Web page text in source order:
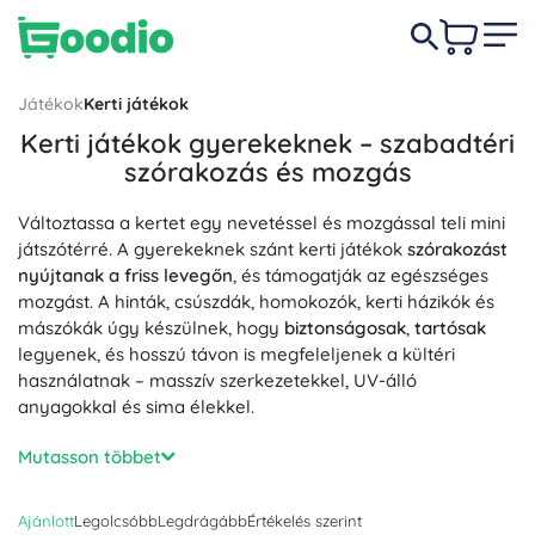
JátékokKerti játékok
Kerti játékok gyerekeknek – szabadtéri
szórakozás és mozgás
Változtassa a kertet egy nevetéssel és mozgással teli mini
játszótérré. A gyerekeknek szánt kerti játékok szórakozást
nyújtanak a friss levegőn, és támogatják az egészséges
mozgást. A hinták, csúszdák, homokozók, kerti házikók és
mászókák úgy készülnek, hogy biztonságosak, tartósak
legyenek, és hosszú távon is megfeleljenek a kültéri
használatnak – masszív szerkezetekkel, UV-álló
anyagokkal és sima élekkel.
Forró napokon a vizes játékok, a gyerekmedencék és a
vizes csúszdák gondoskodnak a
készletekkel (vödrök, lapátok, formák)kreatív játékra
Mutasson többet
AjánlottLegolcsóbbLegdrágábbÉrtékelés szerint